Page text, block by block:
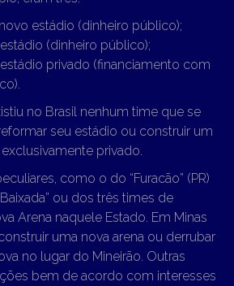
estádio (dinheiro público);
(dinheiro público);
privado (financiamento com
no Brasil nenhum time que se
seu estádio ou construir um
privado.
como o do “Furacão” (PR)
ou dos três times de
Arena naquele Estado. Em Minas
uma nova arena ou derrubar
no lugar do Mineirão. Outras
bem de acordo com interesses